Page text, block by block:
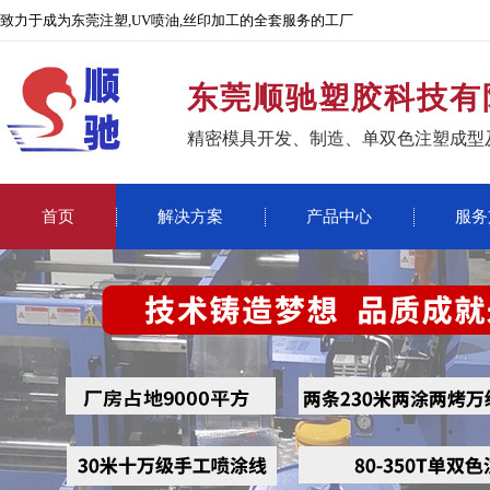
致力于成为东莞注塑,UV喷油,丝印加工的全套服务的工厂
东莞顺驰塑胶科技
精密模具开发、制造、单双色注塑成
首页 解决方案 产品中心 服